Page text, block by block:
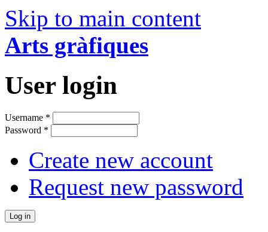
Skip to main content
Arts gràfiques
User login
Username *
Password *
Create new account
Request new password